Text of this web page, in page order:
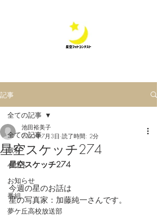
記事
全ての記事
取材
ゲスト
お知らせ
番組
夢ケ丘高校放送部
全ての記事
星空スケッチ274
池田裕美子
2023年7月3日 読了時間: 2分
星空スケッチ274
今週の星のお話は
星の写真家：加藤純一さんです。